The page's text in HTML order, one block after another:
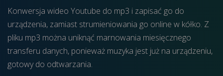
Konwersja wideo Youtube do mp3 i zapisać go do
urządzenia, zamiast strumieniowania go online w kółko. Z
pliku mp3 można uniknąć marnowania miesięcznego
transferu danych, ponieważ muzyka jest już na urządzeniu,
gotowy do odtwarzania.